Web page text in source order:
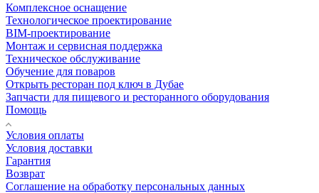
Комплексное оснащение
Технологическое проектирование
BIM-проектирование
Монтаж и сервисная поддержка
Техническое обслуживание
Обучение для поваров
Открыть ресторан под ключ в Дубае
Запчасти для пищевого и ресторанного оборудования
Помощь
Условия оплаты
Условия доставки
Гарантия
Возврат
Соглашение на обработку персональных данных